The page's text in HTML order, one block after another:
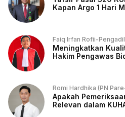
Kapan Argo 1 Hari
Faiq Irfan Rofii-
Meningkatkan
Hakim Pengawas
Romi Hardhika (PN
Apakah
Relevan dalam